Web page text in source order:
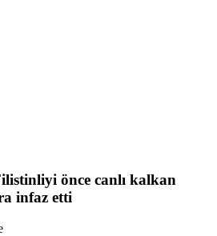
önce canlı kalkan
infaz etti